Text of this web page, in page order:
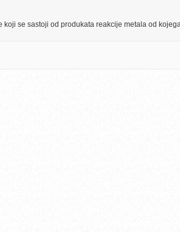
koji se sastoji od produkata reakcije metala od